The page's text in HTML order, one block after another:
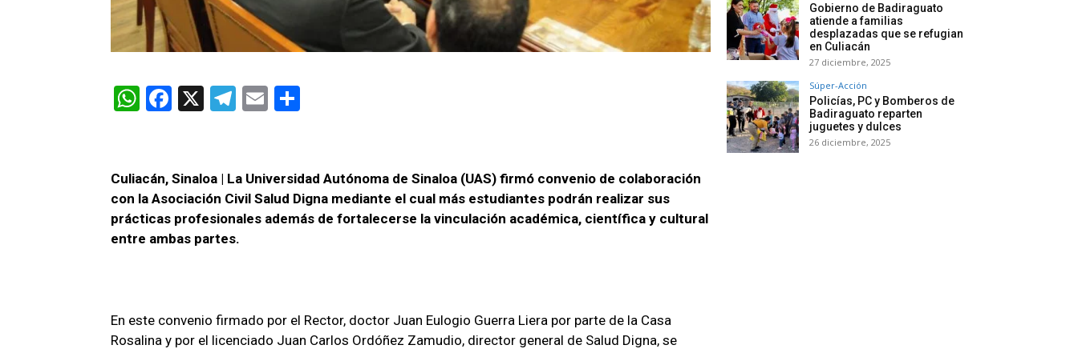
W
s
A
p
p
F
b
o
o
k
X
T
gr
a
m
E
p
ar
tir
Culiacán, Sinaloa | La Universidad Autónoma de Sinaloa (UAS) firmó convenio de colaboración
con la Asociación Civil Salud Digna mediante el cual más estudiantes podrán realizar sus
prácticas profesionales además de fortalecerse la vinculación académica, científica y cultural
entre ambas partes.
En este convenio firmado por el Rector, doctor Juan Eulogio Guerra Liera por parte de la Casa
Rosalina y por el licenciado Juan Carlos Ordóñez Zamudio, director general de Salud Digna, se
Gobierno de Badiraguato
atiende a familias
desplazadas que se refugian
en Culiacán
27 diciembre, 2025
Súper-Acción
Policías, PC y Bomberos de
Badiraguato reparten
juguetes y dulces
26 diciembre, 2025